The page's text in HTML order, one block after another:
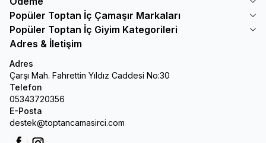
Popüler Toptan İç Çamaşır Markaları
Popüler Toptan İç Giyim Kategorileri
Adres & İletişim
Adres
Çarşı Mah. Fahrettin Yıldız Caddesi No:30
Telefon
05343720356
E-Posta
destek@toptancamasirci.com